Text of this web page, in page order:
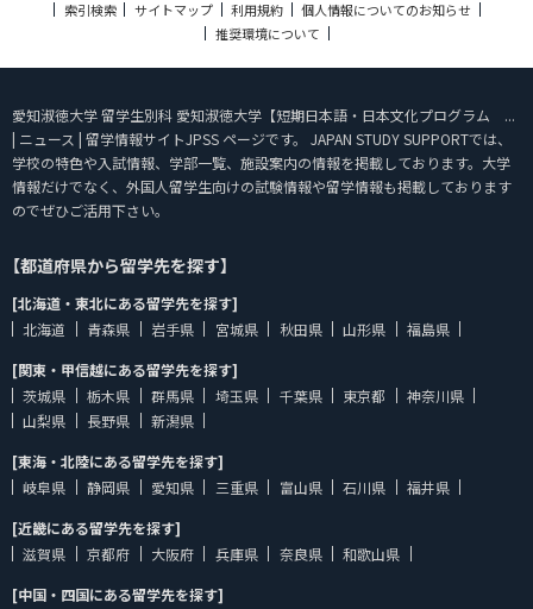
索引検索
サイトマップ 利用規約
個人情報についてのお知らせ
推奨環境について
愛知淑徳大学 留学生別科 愛知淑徳大学【短期日本語・日本文化プログラム ...
| ニュース | 留学情報サイトJPSS ページです。 JAPAN STUDY SUPPORTでは、
学校の特色や入試情報、学部一覧、施設案内の情報を掲載しております。大学
情報だけでなく、外国人留学生向けの試験情報や留学情報も掲載しております
のでぜひご活用下さい。
【都道府県から留学先を探す】
[北海道・東北にある留学先を探す]
北海道
青森県 岩手県 宮城県 秋田県 山形県
福島県
[関東・甲信越にある留学先を探す]
茨城県
栃木県 群馬県 埼玉県 千葉県 東京都
神奈川県
山梨県
長野県
新潟県
[東海・北陸にある留学先を探す]
岐阜県
静岡県 愛知県 三重県 富山県 石川県
福井県
[近畿にある留学先を探す]
滋賀県
京都府 大阪府 兵庫県 奈良県
和歌山県
[中国・四国にある留学先を探す]